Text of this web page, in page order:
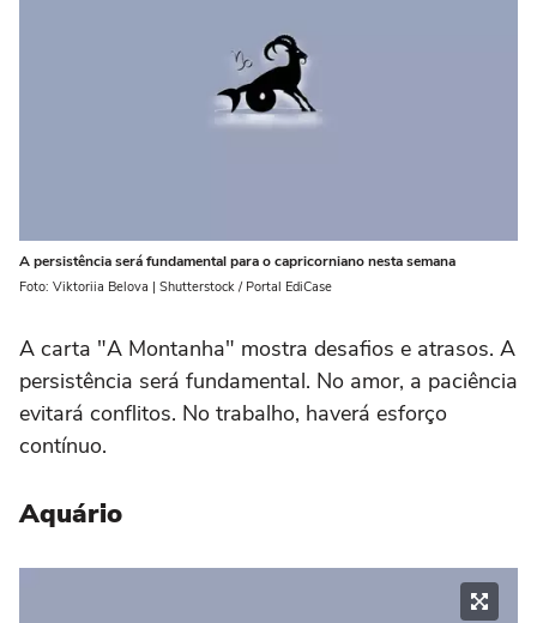
A persistência será fundamental para o capricorniano nesta semana
Foto: Viktoriia Belova | Shutterstock / Portal EdiCase
A carta "A Montanha" mostra desafios e atrasos. A
persistência será fundamental. No amor, a paciência
evitará conflitos. No trabalho, haverá esforço
contínuo.
Aquário